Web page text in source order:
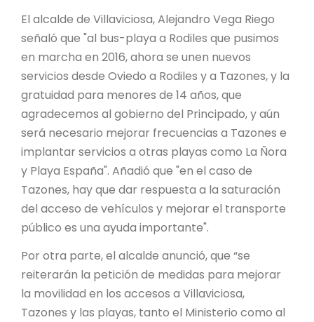
El alcalde de Villaviciosa, Alejandro Vega Riego
señaló que "al bus-playa a Rodiles que pusimos
en marcha en 2016, ahora se unen nuevos
servicios desde Oviedo a Rodiles y a Tazones, y la
gratuidad para menores de 14 años, que
agradecemos al gobierno del Principado, y aún
será necesario mejorar frecuencias a Tazones e
implantar servicios a otras playas como La Ñora
y Playa España". Añadió que "en el caso de
Tazones, hay que dar respuesta a la saturación
del acceso de vehículos y mejorar el transporte
público es una ayuda importante".
Por otra parte, el alcalde anunció, que “se
reiterarán la petición de medidas para mejorar
la movilidad en los accesos a Villaviciosa,
Tazones y las playas, tanto el Ministerio como al